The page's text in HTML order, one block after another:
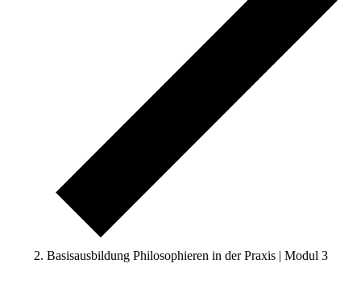
Basisausbildung Philosophieren in der Praxis | Modul 3